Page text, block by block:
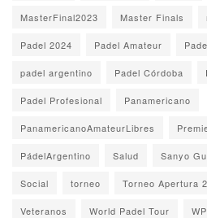
MasterFinal2023 Master Finals
Padel 2024 Padel Amateur
padel argentino Padel Córdoba
Padel Profesional Panamericano
PanamericanoAmateurLibres
PádelArgentino Salud Sanyo
Social torneo Torneo Apertura
Veteranos World Padel Tour